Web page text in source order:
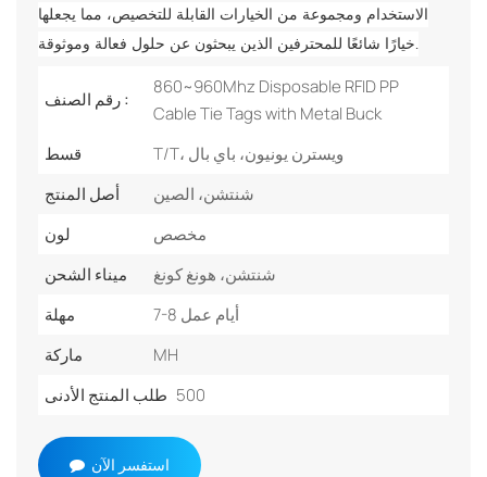
الاستخدام ومجموعة من الخيارات القابلة للتخصيص، مما يجعلها
خيارًا شائعًا للمحترفين الذين يبحثون عن حلول فعالة وموثوقة.
رقم الصنف :
860~960Mhz Disposable RFID PP
Cable Tie Tags with Metal Buck
قسط
T/T، ويسترن يونيون، باي بال
أصل المنتج
شنتشن، الصين
لون
مخصص
ميناء الشحن
شنتشن، هونغ كونغ
مهلة
7-8 أيام عمل
ماركة
MH
طلب المنتج الأدنى 500
استفسر الآن